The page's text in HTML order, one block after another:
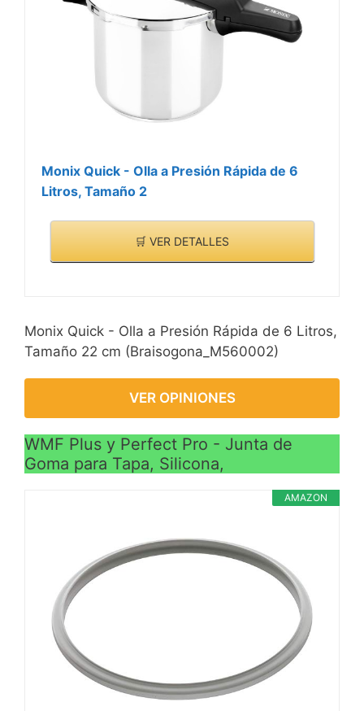
rápido y cómodo de
inoxidable 18/10 de la
más alta calidad y
garantizan una gran
resistencia al desgaste
VER
CARACTERÍSTICAS
Monix Quick - Olla a Presión Rápida de 6
Litros, Tamaño 2
🛒 VER DETALLES
Monix Quick - Olla a Presión Rápida de 6 Litros,
Tamaño 22 cm (Braisogona_M560002)
VER OPINIONES
WMF Plus y Perfect Pro - Junta de
Goma para Tapa, Silicona,
AMAZON